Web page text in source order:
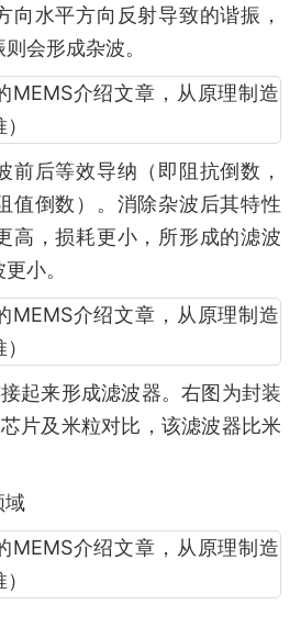
向水平方向反射导致的谐振，
会形成杂波。
前后等效导纳（即阻抗倒数，
值倒数）。消除杂波后其特性
高，损耗更小，所形成的滤波
小。
起来形成滤波器。右图为封装
片及米粒对比，该滤波器比米
域